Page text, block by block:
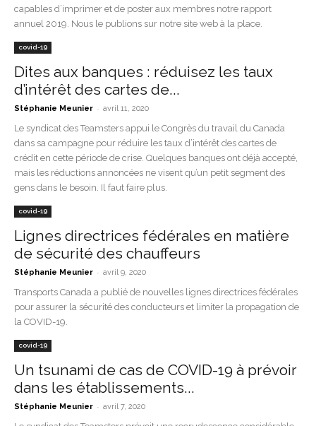
capables d’imprimer et de poster aux membres notre rapport
annuel 2019. Nous le publions sur notre site web à la place.
covid-19
Dites aux banques : réduisez les taux
d’intérêt des cartes de...
Stéphanie Meunier - avril 11, 2020
Le syndicat des Teamsters appui le Congrès du travail du Canada
dans sa campagne pour réduire les taux d’intérêt des cartes de
crédit en cette période de crise. Quelques banques ont déjà accepté,
mais les réductions annoncées ne visent qu’un petit segment des
gens dans le besoin. Il faut faire plus.
covid-19
Lignes directrices fédérales en matière
de sécurité des chauffeurs
Stéphanie Meunier - avril 9, 2020
Transports Canada a publié de nouvelles lignes directrices fédérales
pour assurer la sécurité des conducteurs et limiter la propagation de
la COVID-19.
covid-19
Un tsunami de cas de COVID-19 à prévoir
dans les établissements...
Stéphanie Meunier - avril 7, 2020